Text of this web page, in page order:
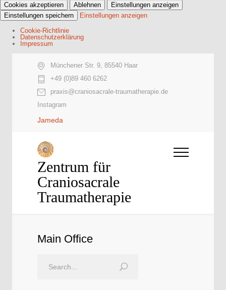
Cookies akzeptieren
Ablehnen
Einstellungen anzeigen
Einstellungen speichern
Einstellungen anzeigen
Cookie-Richtlinie
Datenschutzerklärung
Impressum
Münchener Str. 9, 85540 Haar
+49 (0)89 460 6262
praxis@craniosacrale-traumatherapie.de
Instagram
Jameda
Zentrum für
Craniosacrale
Traumatherapie
Main Office